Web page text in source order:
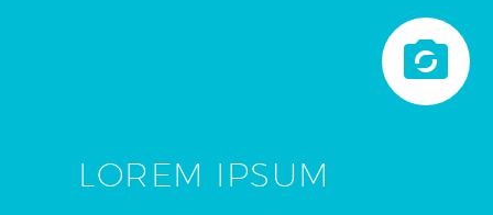


LOREM IPSUM